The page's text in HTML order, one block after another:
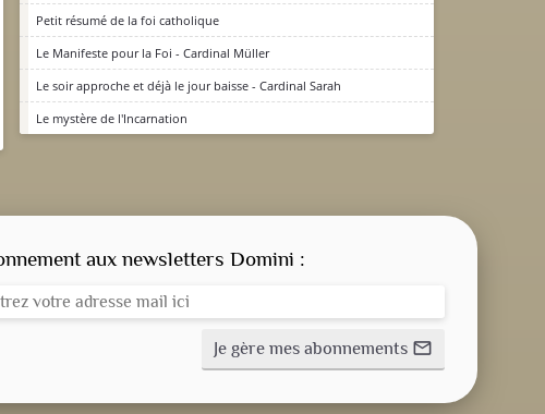
Petit résumé de la foi catholique
Le Manifeste pour la Foi - Cardinal Müller
Le soir approche et déjà le jour baisse - Cardinal Sarah
Le mystère de l'Incarnation
aux newsletters Domini :
Je gère mes abonnements mail_outline